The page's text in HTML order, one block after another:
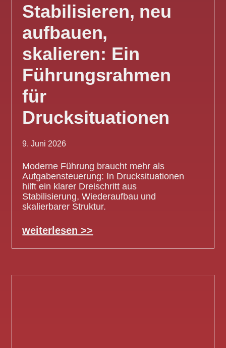
Stabilisieren, neu
aufbauen,
skalieren: Ein
Führungsrahmen
für
Drucksituationen
9. Juni 2026
Moderne Führung braucht mehr als
Aufgabensteuerung: In Drucksituationen
hilft ein klarer Dreischritt aus
Stabilisierung, Wiederaufbau und
skalierbarer Struktur.
weiterlesen >>